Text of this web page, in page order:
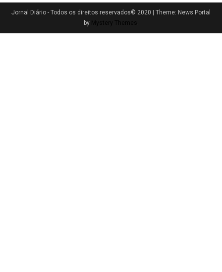
Jornal Diário - Todos os direitos reservados© 2020
Theme: News Portal
by Mystery Themes .